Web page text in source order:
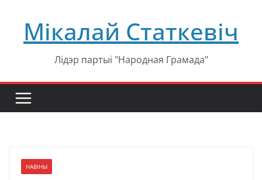
содержимому
Мікалай Статкевіч
Лідэр партыі "Народная Грамада"
НАВІНЫ